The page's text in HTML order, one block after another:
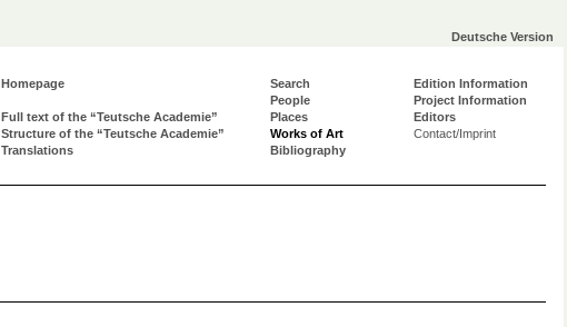
Deutsche Version
Homepage
Full text of the “Teutsche Academie”
Structure of the “Teutsche Academie”
Translations
Search
People
Places
Works of Art
Bibliography
Edition Information
Project Information
Editors
Contact/Imprint